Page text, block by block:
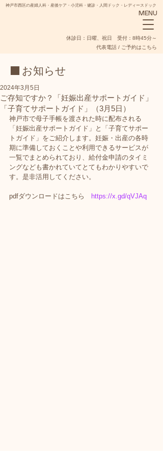
NADESHIKO
​休診日：日曜、祝日 受付：8時45分～
代表電話 / ご予約はこちら
MENU
神戸市西区の産婦人科・産後ケア・小児科・健診・人間ドック・レディースドック
■ お知らせ
ご存知ですか？「妊娠出産サポートガイド」
「子育てサポートガイド」（3月5日）
2024年3月5日
神戸市で母子手帳を渡された時に配布される
「妊娠出産サポートガイド」と「子育てサポー
トガイド」をご紹介します。妊娠・出産の各時
期に準備しておくことや利用できるサービスが
一覧でまとめられており、給付金申請のタイミ
ングなども書かれていてとてもわかりやすいで
す。是非活用してください。
pdfダウンロードはこちら https://x.gd/qVJAq